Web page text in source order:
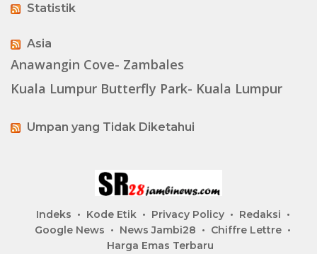
Statistik
Asia
Anawangin Cove- Zambales
Kuala Lumpur Butterfly Park- Kuala Lumpur
Umpan yang Tidak Diketahui
Indeks Kode Etik Privacy Policy
Redaksi
Google News
News Jambi28
Chiffre Lettre
Harga Emas Terbaru